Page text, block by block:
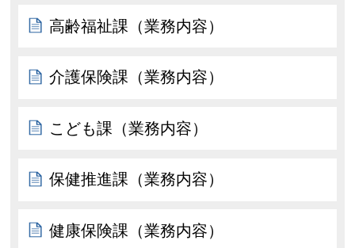
高齢福祉課（業務内容）
介護保険課（業務内容）
こども課（業務内容）
保健推進課（業務内容）
健康保険課（業務内容）